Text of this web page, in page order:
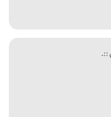
::.